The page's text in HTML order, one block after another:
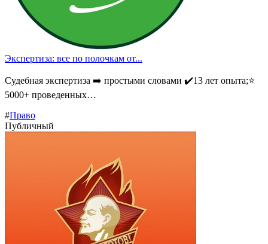
Экспертиза: все по полочкам от...
Судебная экспертиза ➡️ простыми словами ✔️13 лет опыта;⭐
5000+ проведенных…
#Право
Публичный